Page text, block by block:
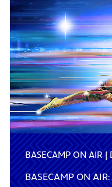
BASECAMP ON AIR|
BASECAMP ON AIR: